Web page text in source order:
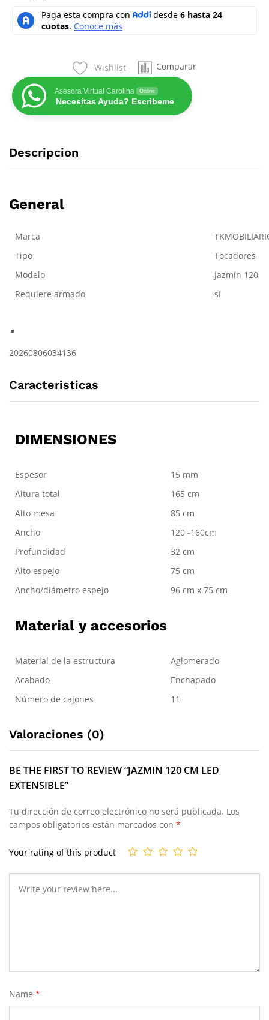
Wishlist Comparar
Asesora Virtual Carolina Online
Necesitas Ayuda? Escribeme
Descripcion
General
Marca
Tipo
Tocadores
Modelo
Jazmín 120
Requiere armado
si
20260806034136
Caracteristicas
DIMENSIONES
Espesor
15 mm
Altura total
165 cm
Alto mesa
85 cm
Ancho
120 -160cm
Profundidad
32 cm
Alto espejo
75 cm
Ancho/diámetro espejo
96 cm x 75 cm
Material y accesorios
Material de la estructura
Aglomerado
Acabado
Enchapado
Número de cajones
11
Valoraciones (0)
BE THE FIRST TO REVIEW “JAZMIN 120 CM LED
EXTENSIBLE”
Tu dirección de correo electrónico no será publicada. Los
campos obligatorios están marcados con *
Your rating of this product
Name *